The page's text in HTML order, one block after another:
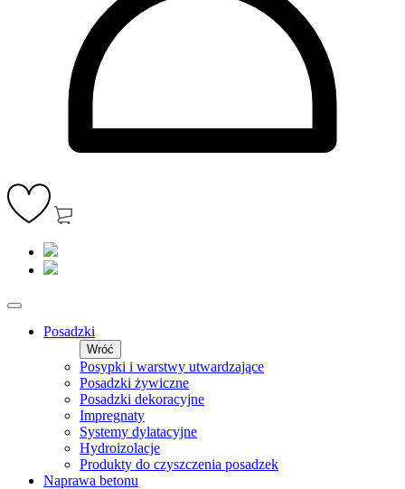
Posadzki
Wróć
Posypki i warstwy utwardzające
Posadzki żywiczne
Posadzki dekoracyjne
Impregnaty
Systemy dylatacyjne
Hydroizolacje
Produkty do czyszczenia posadzek
Naprawa betonu